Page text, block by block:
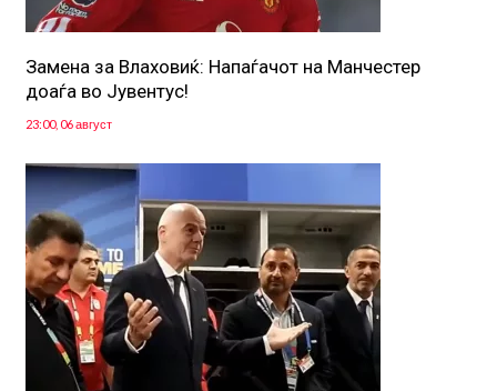
Замена за Влаховиќ: Напаѓачот на Манчестер
доаѓа во Јувентус!
23:00, 06 август